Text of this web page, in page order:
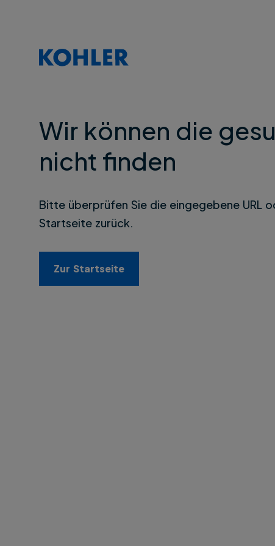
Wir können die
nicht finden
Bitte überprüfen Sie die eingegebene URL
Startseite zurück.
Zur Startseite